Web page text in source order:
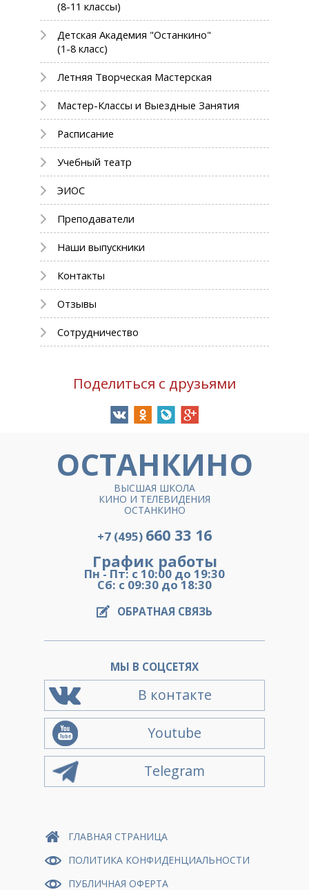
(8-11 классы)
Детская Академия "Останкино"
(1-8 класс)
Летняя Творческая Мастерская
Мастер-Классы и Выездные Занятия
Расписание
Учебный театр
ЭИОС
Преподаватели
Наши выпускники
Контакты
Отзывы
Сотрудничество
Поделиться с друзьями
ОСТАНКИНО
ВЫСШАЯ ШКОЛА
КИНО И ТЕЛЕВИДЕНИЯ
ОСТАНКИНО
+7 (495) 660 33 16
График работы
Пн - Пт: с 10:00 до 19:30
Сб: с 09:30 до 18:30
ОБРАТНАЯ СВЯЗЬ
МЫ В СОЦСЕТЯХ
В контакте
Youtube
Telegram
ГЛАВНАЯ СТРАНИЦА
ПОЛИТИКА КОНФИДЕНЦИАЛЬНОСТИ
ПУБЛИЧНАЯ ОФЕРТА